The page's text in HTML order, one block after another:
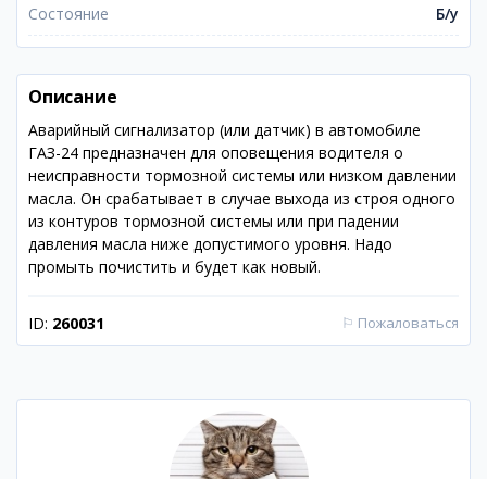
Состояние Б/у
Описание
Аварийный сигнализатор (или датчик) в автомобиле
ГАЗ-24 предназначен для оповещения водителя о
неисправности тормозной системы или низком давлении
масла. Он срабатывает в случае выхода из строя одного
из контуров тормозной системы или при падении
давления масла ниже допустимого уровня. Надо
промыть почистить и будет как новый.
ID: 260031 ⚐ Пожаловаться